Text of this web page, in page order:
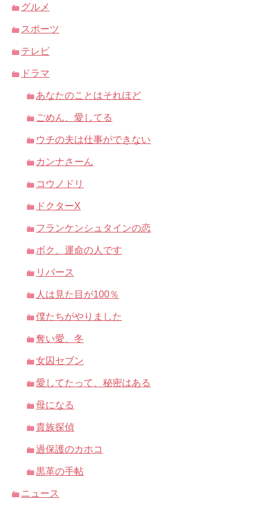
グルメ
スポーツ
テレビ
ドラマ
あなたのことはそれほど
ごめん、愛してる
ウチの夫は仕事ができない
カンナさーん
コウノドリ
ドクターX
フランケンシュタインの恋
ボク、運命の人です
リバース
人は見た目が100％
僕たちがやりました
奪い愛、冬
女囚セブン
愛してたって、秘密はある
母になる
貴族探偵
過保護のカホコ
黒革の手帖
ニュース